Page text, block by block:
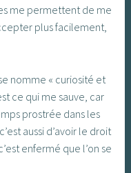
me permettent de me
plus facilement,
nomme « curiosité et
ce qui me sauve, car
prostrée dans les
aussi d’avoir le droit
enfermé que l’on se